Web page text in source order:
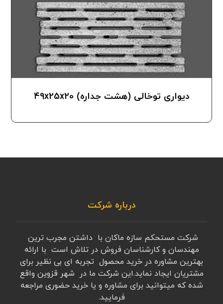
دیواری توخالی (هشت جداره) ۴۹x25x20
درباره شرکت
شرکت مستحکم سازه ماکان با داشتن مجرب ترین
مهندسان و کارشناسان فروش در تلاش است با ارائه
بهترین مشاوره در خرید محصول تجربه ای بی نظیر برای
مشتریان ایجاد نماید.این شرکت ما در شهر قزوین واقع
شده که میتوانید برای مشاوره و یا خرید حضوری مراجعه
فرمایید.